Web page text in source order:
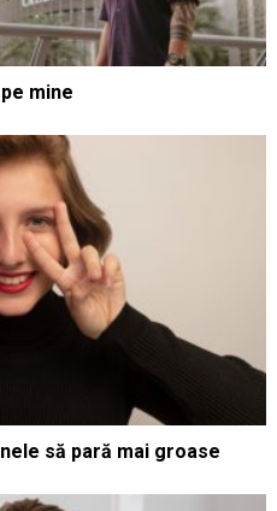
mine
să pară mai groase